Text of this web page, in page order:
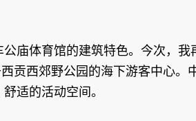
庙体育馆的建筑特色。今次，我
贡西郊野公园的海下游客中心。
适的活动空间。